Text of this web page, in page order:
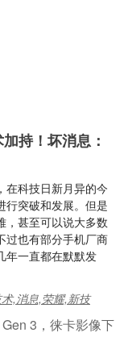
持！坏消息：
在科技日新月异的今
行突破和发展。但是
，甚至可以说大多数
过也有部分手机厂商
年一直都在默默发
,消息,荣耀,新技